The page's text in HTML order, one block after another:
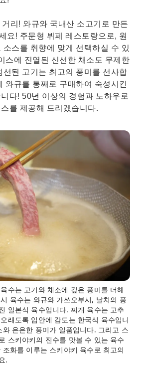
리! 와규와 국내산 소고기로 만든
요! 주문형 뷔페 레스토랑으로, 원
스를 취향에 맞게 선택하실 수 있
스에 진열된 신선한 채소도 무제한
선된 고기는 최고의 풍미를 선사합
와규를 통째로 구매하여 숙성시킨
다! 50년 이상의 경험과 노하우로
를 제공해 드리겠습니다.
수는 고기와 채소에 깊은 풍미를 더해
육수는 와규와 가쓰오부시, 날치의 풍
일본식 육수입니다. 찌개 육수는 고추
래도록 입안에 감도는 한국식 육수입니
은은한 풍미가 일품입니다. 그리고 스
스키야키의 진수를 맛볼 수 있는 육수
화를 이루는 스키야키 육수로 최고의
.